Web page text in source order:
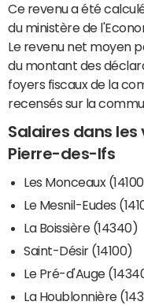
Ce revenu a été
du ministère de
Le revenu net moyen
du montant des
foyers fiscaux de la
recensés sur la
Salaires dans
Pierre-des-Ifs
Les Monceaux
Le Mesnil-Eudes
La Boissière (14340)
Saint-Désir (14100)
Le Pré-d'Auge
La Houblonnière